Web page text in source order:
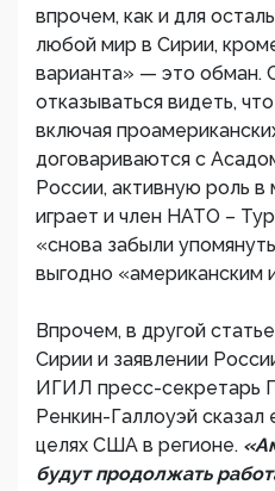
впрочем, как и для
любой мир в Сирии,
варианта» — это
отказываться видеть,
включая
договариваются с
России, активную роль
играет и член НАТО –
«снова забыли
выгодно «американским
Впрочем, в другой
Сирии и заявлении
ИГИЛ пресс-секретарь
Ренкин-Галлоуэй
целях США в регионе.
будут продолжать